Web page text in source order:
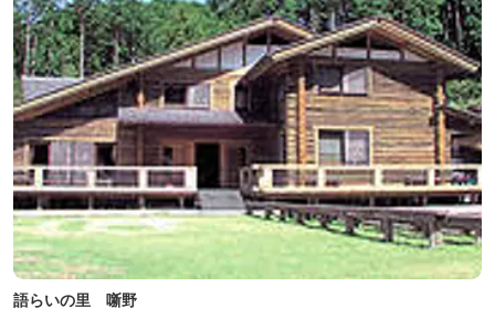
語らいの里 噺野